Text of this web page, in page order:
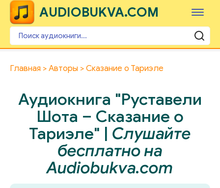
AUDIOBUKVA.COM
Главная Авторы Сказание о Тариэле
Аудиокнига "Руставели
Шота – Сказание о
Тариэле" | Слушайте
бесплатно на
Audiobukva.com